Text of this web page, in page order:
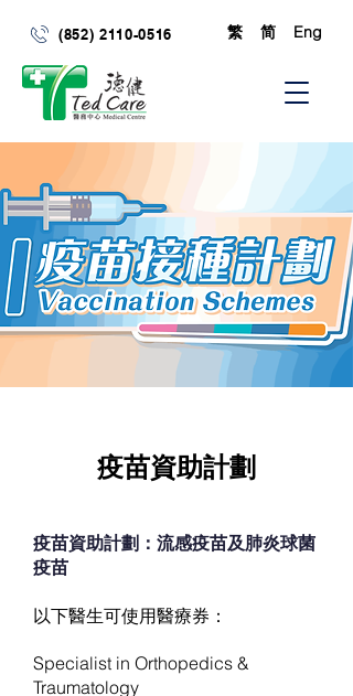
(852) 2110-0516 繁 简 Eng
疫苗資助計劃
疫苗資助計劃：流感疫苗及肺炎球菌
疫苗​
以下醫生可使用醫療券：
​Specialist in Orthopedics &
Traumatology